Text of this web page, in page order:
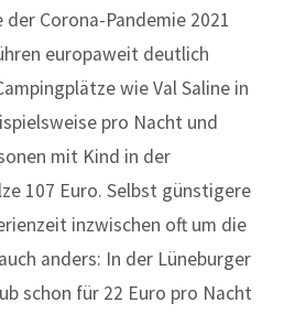
Corona-Pandemie 2021
europaweit deutlich
wie Val Saline in
pro Nacht und
mit Kind in der
107 Euro. Selbst günstigere
inzwischen oft um die
anders: In der Lüneburger
schon für 22 Euro pro Nacht